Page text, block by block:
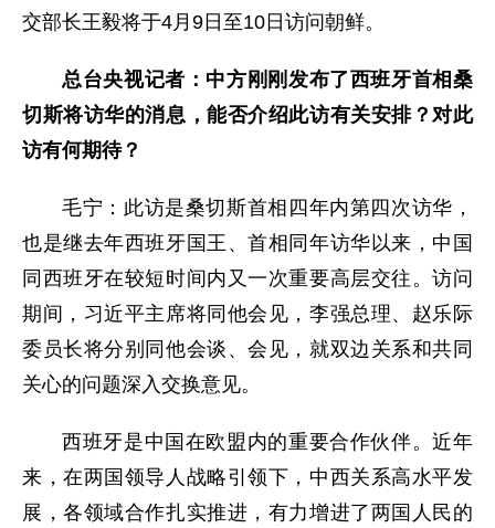
交部长王毅将于4月9日至10日访问朝鲜。
总台央视记者：中方刚刚发布了西班牙首相桑
切斯将访华的消息，能否介绍此访有关安排？对此
访有何期待？
毛宁：此访是桑切斯首相四年内第四次访华，
也是继去年西班牙国王、首相同年访华以来，中国
同西班牙在较短时间内又一次重要高层交往。访问
期间，习近平主席将同他会见，李强总理、赵乐际
委员长将分别同他会谈、会见，就双边关系和共同
关心的问题深入交换意见。
西班牙是中国在欧盟内的重要合作伙伴。近年
来，在两国领导人战略引领下，中西关系高水平发
展，各领域合作扎实推进，有力增进了两国人民的